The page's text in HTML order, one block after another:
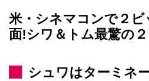
米・シネマコンで２
面!シワ＆トム最驚の
シュワはターミネ